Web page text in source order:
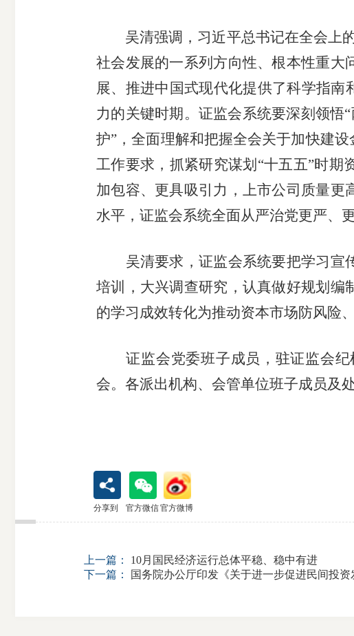
吴清强调， 习近平总书记在全会上
社会发展的一系列方向性、根本性重大
展、推进中国式现代化提供了科学指南
力的关键时期。证监会系统要深刻领悟
护”，全面理解和把握全会关于加快建
工作要求，抓紧研究谋划“十五五”时期
加包容、更具吸引力 ， 上市公司质量更
水平，证监会系统全面从严治党更严、
吴清要求，证监会系统要把学习宣
培训，大兴调查研究，认真做好规划编
的学习成效转化为推动资本市场防风险
证监会党委班子成员，驻证监会
会。 各派出机构、会管单位班子成员及
分享到 官方微信官方微博
上一篇：
10月国民经济运行总体平稳、稳中有进
下一篇：
国务院办公厅印发《关于进一步促进民间投资